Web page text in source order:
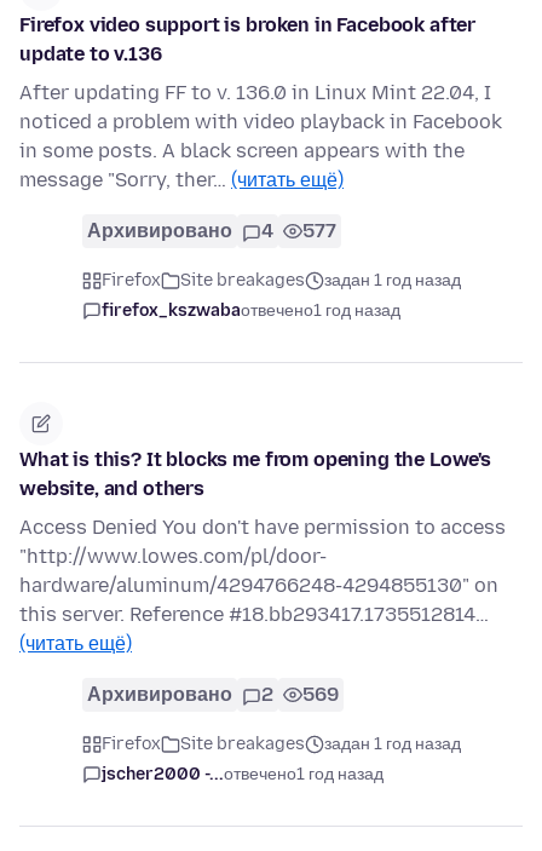
Firefox video support is broken in Facebook after
update to v.136
After updating FF to v. 136.0 in Linux Mint 22.04, I
noticed a problem with video playback in Facebook
in some posts. A black screen appears with the
message "Sorry, ther… (читать ещё)
Архивировано 4 577
Firefox Site breakages
задан 1 год назад
firefox_kszwabaотвечено1 год назад
What is this? It blocks me from opening the Lowe's
website, and others
Access Denied You don't have permission to access
"http://www.lowes.com/pl/door-
hardware/aluminum/4294766248-4294855130" on
this server. Reference #18.bb293417.1735512814…
(читать ещё)
Архивировано 2 569
Firefox Site breakages
задан 1 год назад
jscher2000 -...отвечено1 год назад